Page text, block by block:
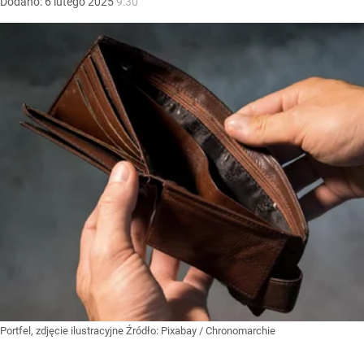
Portfel, zdjęcie ilustracyjne Źródło: Pixabay / Chronomarchie